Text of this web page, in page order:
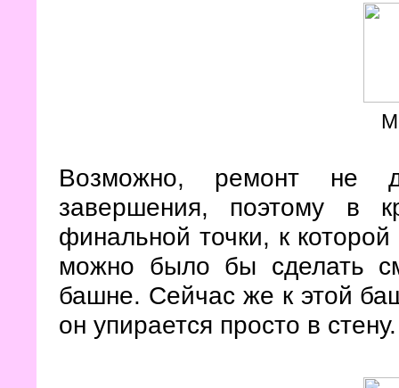
Возможно, ремонт не
завершения, поэтому в
финальной точки, к
можно было бы сделать
башне. Сейчас же к этой
он упирается просто в